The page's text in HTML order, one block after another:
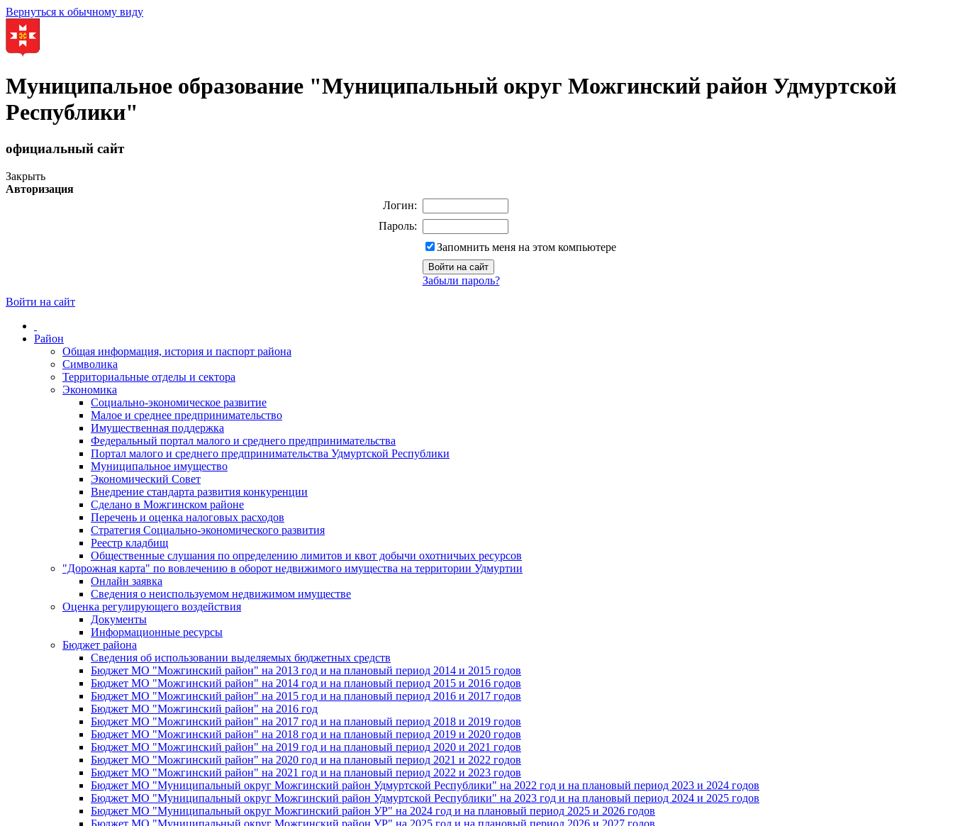
Вернуться к обычному виду
Муниципальное образование "Муниципальный округ Можгинский район Удмуртской
Республики"
официальный сайт
Закрыть
Авторизация
Логин:
Пароль:
Запомнить меня на этом компьютере
Забыли пароль?
Войти на сайт
Район
Общая информация, история и паспорт района
Символика
Территориальные отделы и сектора
Экономика
Социально-экономическое развитие
Малое и среднее предпринимательство
Имущественная поддержка
Федеральный портал малого и среднего предпринимательства
Портал малого и среднего предпринимательства Удмуртской Республики
Муниципальное имущество
Экономический Совет
Внедрение стандарта развития конкуренции
Сделано в Можгинском районе
Перечень и оценка налоговых расходов
Стратегия Социально-экономического развития
Реестр кладбищ
Общественные слушания по определению лимитов и квот добычи охотничьих ресурсов
"Дорожная карта" по вовлечению в оборот недвижимого имущества на территории Удмуртии
Онлайн заявка
Сведения о неиспользуемом недвижимом имуществе
Оценка регулирующего воздействия
Документы
Информационные ресурсы
Бюджет района
Сведения об использовании выделяемых бюджетных средств
Бюджет МО "Можгинский район" на 2013 год и на плановый период 2014 и 2015 годов
Бюджет МО "Можгинский район" на 2014 год и на плановый период 2015 и 2016 годов
Бюджет МО "Можгинский район" на 2015 год и на плановый период 2016 и 2017 годов
Бюджет МО "Можгинский район" на 2016 год
Бюджет МО "Можгинский район" на 2017 год и на плановый период 2018 и 2019 годов
Бюджет МО "Можгинский район" на 2018 год и на плановый период 2019 и 2020 годов
Бюджет МО "Можгинский район" на 2019 год и на плановый период 2020 и 2021 годов
Бюджет МО "Можгинский район" на 2020 год и на плановый период 2021 и 2022 годов
Бюджет МО "Можгинский район" на 2021 год и на плановый период 2022 и 2023 годов
Бюджет МО "Муниципальный округ Можгинский район Удмуртской Республики" на 2022 год и на плановый период 2023 и 2024 годов
Бюджет МО "Муниципальный округ Можгинский район Удмуртской Республики" на 2023 год и на плановый период 2024 и 2025 годов
Бюджет МО "Муниципальный округ Можгинский район УР" на 2024 год и на плановый период 2025 и 2026 годов
Бюджет МО "Муниципальный округ Можгинский район УР" на 2025 год и на плановый период 2026 и 2027 годов